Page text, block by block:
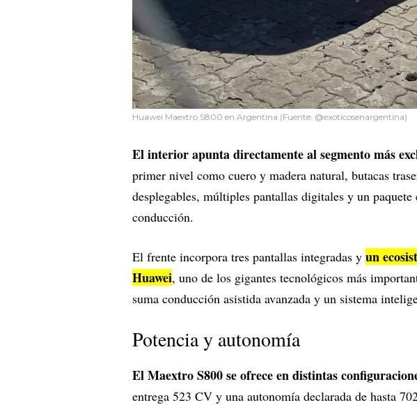
Huawei Maextro S800 en Argentina (Fuente: @exoticosenargentina)
El interior apunta directamente al segmento más
primer nivel como cuero y madera natural, butacas
desplegables, múltiples pantallas digitales y un
conducción.
El frente incorpora tres pantallas integradas y un
Huawei, uno de los gigantes tecnológicos más
suma conducción asistida avanzada y un sistema
Potencia y autonomía
El Maextro S800 se ofrece en distintas
entrega 523 CV y una autonomía declarada de hasta